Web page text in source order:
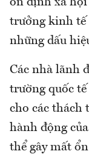
trưởng kinh tế
những dấu
Các nhà lãnh
trường quốc
cho các thách
hành động
thể gây mất